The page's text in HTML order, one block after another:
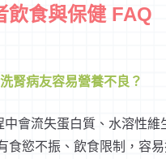
飲食與保健 FAQ
腎病友容易營養不良？
會流失蛋白質、水溶性維
食慾不振、飲食限制，容